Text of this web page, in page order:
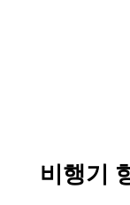
비행기